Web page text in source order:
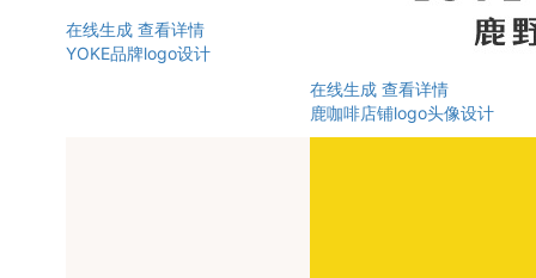
在线生成 查看详情
YOKE品牌logo设计
在线生成 查看详情
鹿咖啡店铺logo头像设计